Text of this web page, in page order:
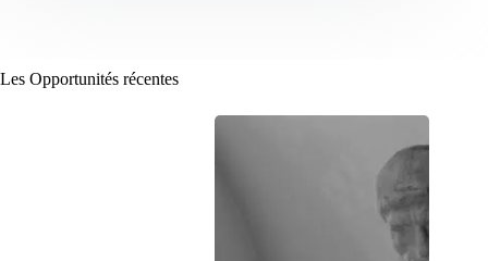
Les Opportunités récentes